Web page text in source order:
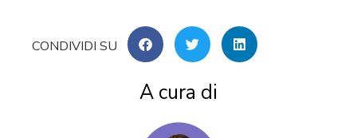
A cura di